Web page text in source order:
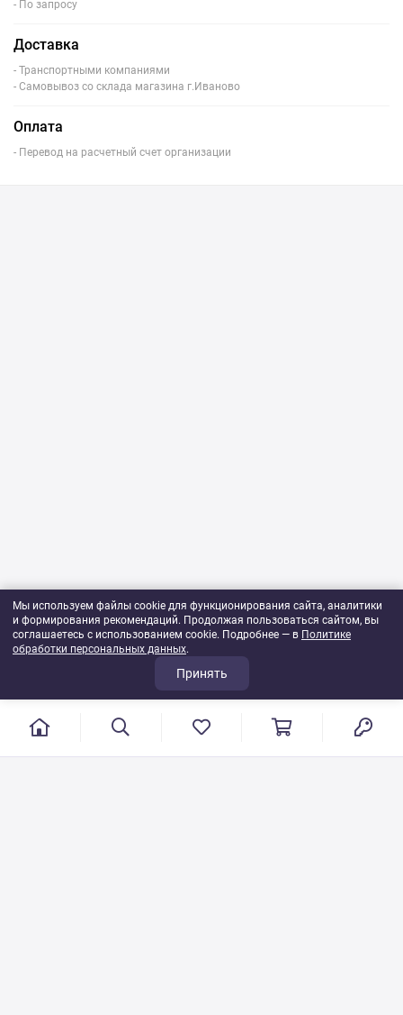
- По запросу
Доставка
- Транспортными компаниями
- Самовывоз со склада магазина г.Иваново
Оплата
- Перевод на расчетный счет организации
Мы используем файлы cookie для функционирования сайта, аналитики
и формирования рекомендаций. Продолжая пользоваться сайтом, вы
соглашаетесь с использованием cookie. Подробнее — в Политике
обработки персональных данных.
Принять